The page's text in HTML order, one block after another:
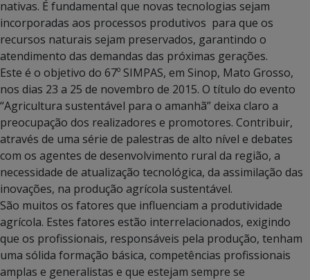
nativas. É fundamental que novas tecnologias sejam
incorporadas aos processos produtivos para que os
recursos naturais sejam preservados, garantindo o
atendimento das demandas das próximas gerações.
Este é o objetivo do 67º SIMPAS, em Sinop, Mato Grosso,
nos dias 23 a 25 de novembro de 2015. O título do evento
“Agricultura sustentável para o amanhã” deixa claro a
preocupação dos realizadores e promotores. Contribuir,
através de uma série de palestras de alto nível e debates
com os agentes de desenvolvimento rural da região, a
necessidade de atualização tecnológica, da assimilação das
inovações, na produção agrícola sustentável.
São muitos os fatores que influenciam a produtividade
agrícola. Estes fatores estão interrelacionados, exigindo
que os profissionais, responsáveis pela produção, tenham
uma sólida formação básica, competências profissionais
amplas e generalistas e que estejam sempre se